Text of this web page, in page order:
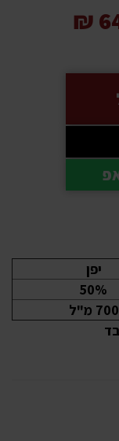
יפן
50%
700 מ"ל